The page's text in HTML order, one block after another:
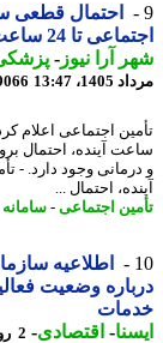
احتمال قطعی
تا 24 ساعت آینده
آرا نیوز-پزشکی-
13:47
آینده، احتمال بروز
احتمال ...
اجتماعی-سامانه-
اطلاعیه سازمان
وضعیت فعالیت
-اقتصادی-